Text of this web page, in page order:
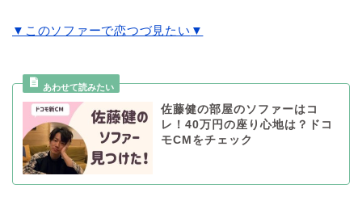
▼このソファーで恋つづ見たい ▼
佐藤健の部屋のソファーはコ
レ！40万円の座り心地は？ドコ
モCMをチェック